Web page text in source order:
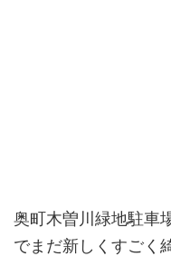
奥町木曽川緑地駐車
でまだ新しくすごく